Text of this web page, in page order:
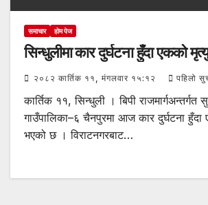
समाचार होम पेज
सिन्धुलीमा कार दुर्घटना हुँदा एकको मृत्यु
२०८२ कार्तिक ११, मंगलवार १५:१२ पहिलो
कार्तिक ११, सिन्धुली । बिपी राजमार्गअन्तर्गत
गाउँपालिका–६ चैनपुरमा आज कार दुर्घटना
भएको छ । विराटनगरबाट…